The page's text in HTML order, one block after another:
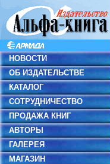
НОВОСТИ
ОБ ИЗДАТЕЛЬСТВЕ
КАТАЛОГ
СОТРУДНИЧЕСТВО
ПРОДАЖА КНИГ
АВТОРЫ
ГАЛЕРЕЯ
МАГАЗИН